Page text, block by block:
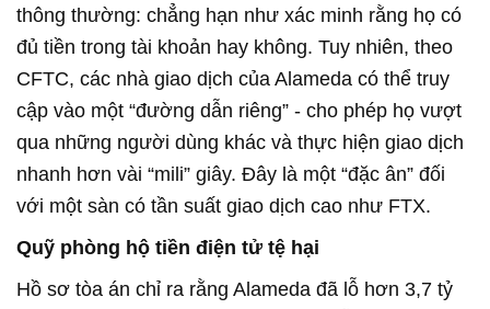
thông thường: chẳng hạn như xác minh rằng họ có
đủ tiền trong tài khoản hay không. Tuy nhiên, theo
CFTC, các nhà giao dịch của Alameda có thể truy
cập vào một “đường dẫn riêng” - cho phép họ vượt
qua những người dùng khác và thực hiện giao dịch
nhanh hơn vài “mili” giây. Đây là một “đặc ân” đối
với một sàn có tần suất giao dịch cao như FTX.
Quỹ phòng hộ tiền điện tử tệ hại
Hồ sơ tòa án chỉ ra rằng Alameda đã lỗ hơn 3,7 tỷ